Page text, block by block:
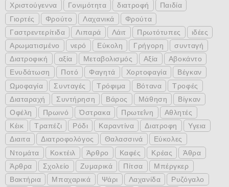
Χριστούγεννα
Γονιμότητα διατροφή
Παιδία
Γιορτές
Φρούτο Λαχανικά
Φρούτα
Γαστρεντερίτιδα
Λιπαρά Λάιτ Πρωτότυπες
ιδέες
Αρωματισμένο
νερό Εύκολη Γρήγορη
συνταγή
Διατροφική
αξία Μεταβολισμός Αξία
Αβοκάντο
Ενυδάτωση
Ποτό Φαγητά Χορτοφαγία
Βέγκαν
Ωμοφαγία
Συνταγές Τρόφιμα Βότανα
Τροφές
Διαταραχή
Συντήρηση Βάρος Μάθηση
Βίγκαν
Οφέλη
Πρωινό Όστρακα Πρωτεΐνη
Αθλητές
Κέικ
Τραπέζι Ρόδι Καραντίνα Διατροφη
Υγεια
Διαιτα
Διατροφολόγος Θαλασσινά
Εύκολες
Ντομάτα
Κοκτέιλ Άρθρο Καφές Κρέας
Άθρα
Άρθρα
Σχολείο Ζυμαρικά Πίτσα
Μπέργκερ
Βακτήρια
Μπαχαρικά Ψάρι Λαχανίδα Ρυζόγαλο